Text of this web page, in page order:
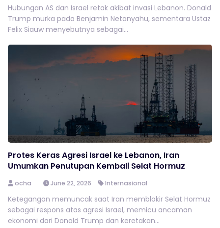
Hubungan AS dan Israel retak akibat invasi Lebanon. Donald
Trump murka pada Benjamin Netanyahu, sementara Ustaz
Felix Siauw menyebutnya sebagai...
Protes Keras Agresi Israel ke Lebanon, Iran
Umumkan Penutupan Kembali Selat Hormuz
ocha June 22, 2026 Internasional
Ketegangan memuncak saat Iran memblokir Selat Hormuz
sebagai respons atas agresi Israel, memicu ancaman
ekonomi dari Donald Trump dan keretakan...